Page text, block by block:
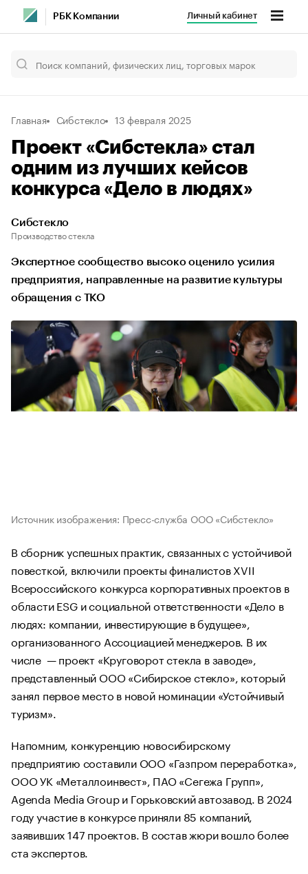
РБК Компании Личный кабинет
Главная Сибстекло 13 февраля 2025
Проект «Сибстекла» стал
одним из лучших кейсов
конкурса «Дело в людях»
Сибстекло
Производство стекла
Экспертное сообщество высоко оценило усилия
предприятия, направленные на развитие культуры
обращения с ТКО
Источник изображения: Пресс-служба ООО «Сибстекло»
В сборник успешных практик, связанных с устойчивой
повесткой, включили проекты финалистов XVII
Всероссийского конкурса корпоративных проектов в
области ESG и социальной ответственности «Дело в
людях: компании, инвестирующие в будущее»,
организованного Ассоциацией менеджеров. В их
числе — проект «Круговорот стекла в заводе»,
представленный ООО «Сибирское стекло», который
занял первое место в новой номинации «Устойчивый
туризм».
Напомним, конкуренцию новосибирскому
предприятию составили ООО «Газпром переработка»,
ООО УК «Металлоинвест», ПАО «Сегежа Групп»,
Agenda Media Group и Горьковский автозавод. В 2024
году участие в конкурсе приняли 85 компаний,
заявивших 147 проектов. В состав жюри вошло более
ста экспертов.